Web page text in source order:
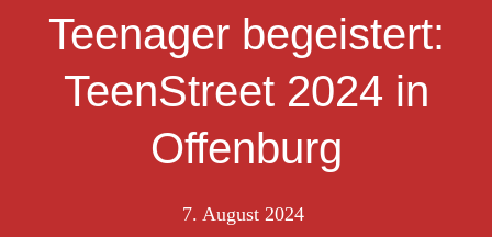
Teenager begeistert:
TeenStreet 2024 in
Offenburg
7. August 2024